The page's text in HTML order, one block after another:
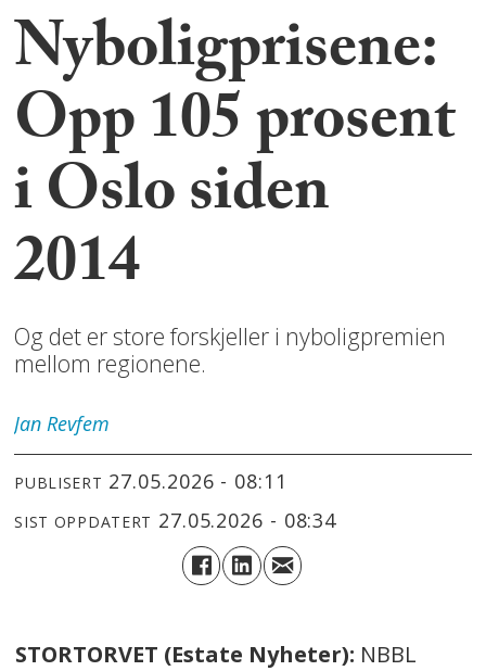
Nyboligprisene:
Opp 105 prosent
i Oslo siden
2014
Og det er store forskjeller i nyboligpremien
mellom regionene.
Jan Revfem
PUBLISERT 27.05.2026 - 08:11
SIST OPPDATERT 27.05.2026 - 08:34
STORTORVET (Estate Nyheter): NBBL